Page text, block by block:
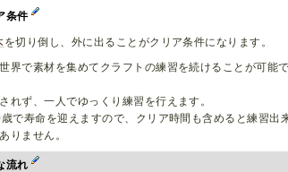
条件
を切り倒し、外に出ることがクリア条件になります。
界で素材を集めてクラフトの練習を続けることが可能
れず、一人でゆっくり練習を行えます。
で寿命を迎えますので、クリア時間も含めると練習出
りません。
流れ